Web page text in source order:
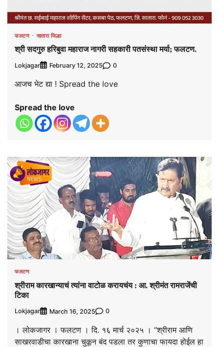
फलटण सातारा जिल्हा
श्री सदगुरु हरिबुवा महाराज नागरी सहकारी पतसंस्था मर्या; फलटण.
Lokjagar February 12, 2025 0
आजच भेट द्या ! Spread the love
Spread the love
फलटण
श्रीराम कारखान्याचं त्यांना वाटोळ करायचंय : आ. श्रीमंत रामराजेंची
टिका
Lokjagar March 16, 2025 0
। लोकजागर । फलटण । दि. १६ मार्च २०२५ । ‘‘श्रीराम आणि
साखरवाडीचा कारखाना चुकून बंद पडला तर कुणाचा फायदा होईल हा